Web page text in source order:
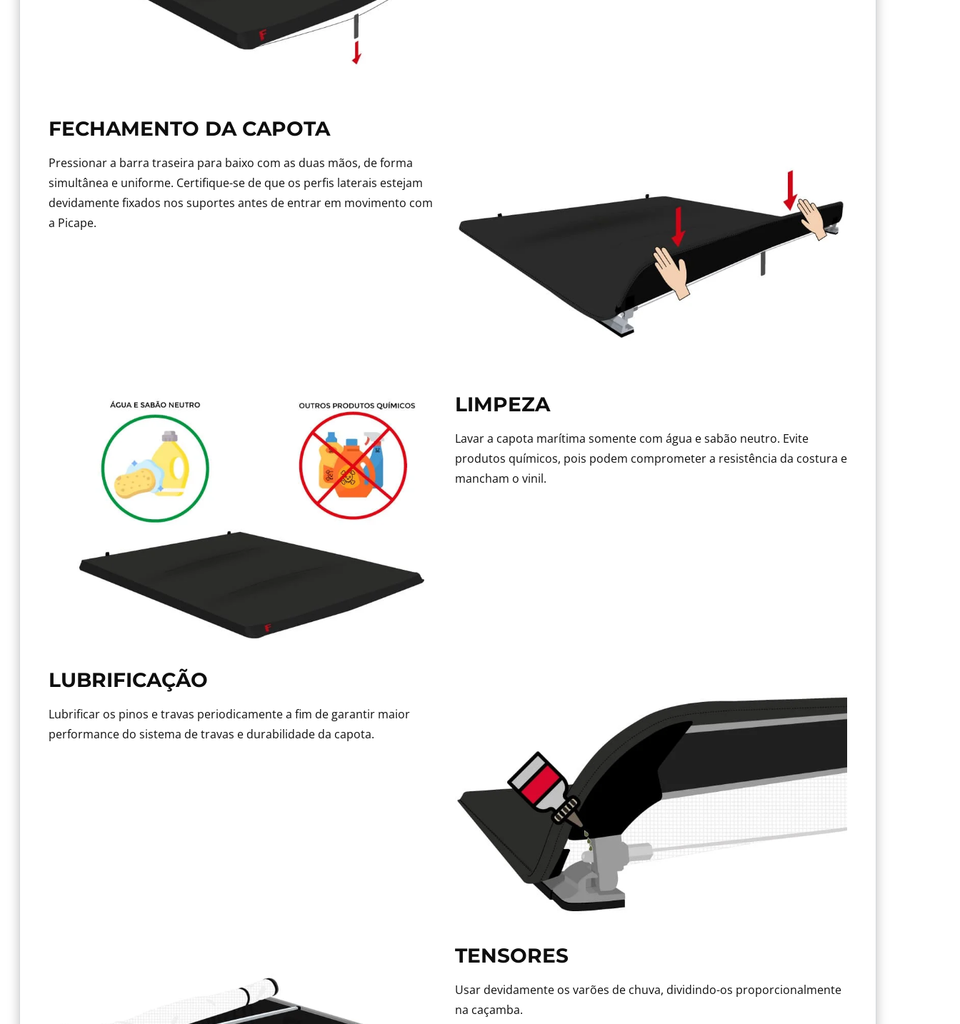
FECHAMENTO DA CAPOTA
Pressionar a barra traseira para baixo com as duas mãos, de forma
simultânea e uniforme. Certifique-se de que os perfis laterais estejam
devidamente fixados nos suportes antes de entrar em movimento com
a Picape.
LIMPEZA
Lavar a capota marítima somente com água e sabão neutro. Evite
produtos químicos, pois podem comprometer a resistência da costura e
mancham o vinil.
LUBRIFICAÇÃO
Lubrificar os pinos e travas periodicamente a fim de garantir maior
performance do sistema de travas e durabilidade da capota.
TENSORES
Usar devidamente os varões de chuva, dividindo-os proporcionalmente
na caçamba.